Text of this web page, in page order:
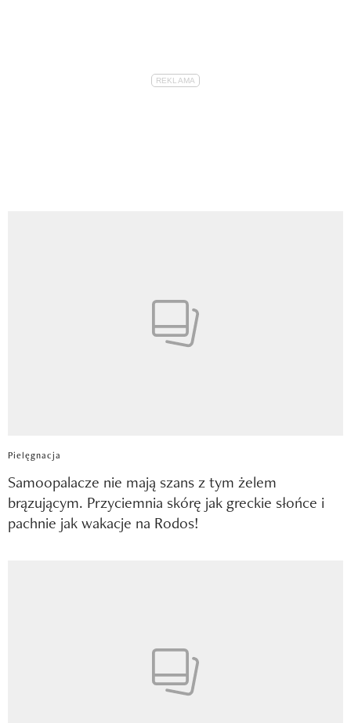
Pielęgnacja
Samoopalacze nie mają szans z tym żelem
brązującym. Przyciemnia skórę jak greckie słońce i
pachnie jak wakacje na Rodos!